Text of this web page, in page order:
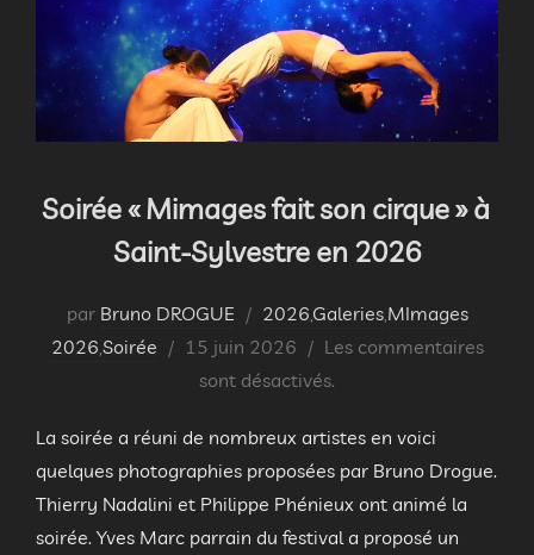
Soirée « Mimages fait son cirque » à
Saint-Sylvestre en 2026
par Bruno DROGUE 2026,Galeries,MImages
2026,Soirée
Publié
15 juin 2026
Les commentaires
sont désactivés.
La soirée a réuni de nombreux artistes en voici
quelques photographies proposées par Bruno Drogue.
Thierry Nadalini et Philippe Phénieux ont animé la
soirée. Yves Marc parrain du festival a proposé un